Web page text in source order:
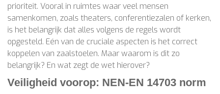
prioriteit. Vooral in ruimtes waar veel mensen
samenkomen, zoals theaters, conferentiezalen of kerken,
is het belangrijk dat alles volgens de regels wordt
opgesteld. Eén van de cruciale aspecten is het correct
koppelen van zaalstoelen. Maar waarom is dit zo
belangrijk? En wat zegt de wet hierover?
Veiligheid voorop: NEN-EN 14703 norm